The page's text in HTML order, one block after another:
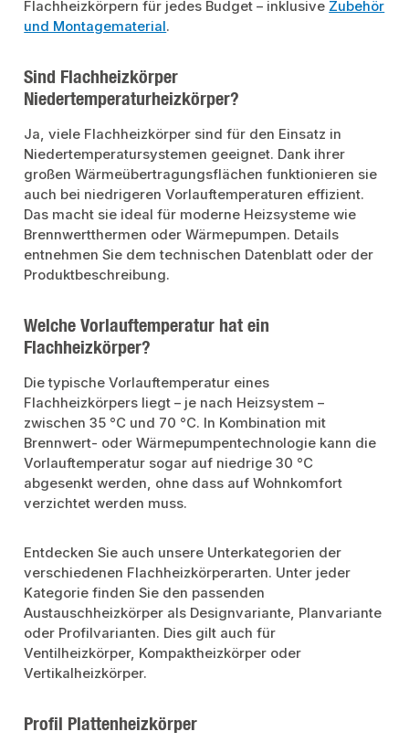
Flachheizkörpern für jedes Budget – inklusive Zubehör
und Montagematerial.
Sind Flachheizkörper
Niedertemperaturheizkörper?
Ja, viele Flachheizkörper sind für den Einsatz in
Niedertemperatursystemen geeignet. Dank ihrer
großen Wärmeübertragungsflächen funktionieren sie
auch bei niedrigeren Vorlauftemperaturen effizient.
Das macht sie ideal für moderne Heizsysteme wie
Brennwertthermen oder Wärmepumpen. Details
entnehmen Sie dem technischen Datenblatt oder der
Produktbeschreibung.
Welche Vorlauftemperatur hat ein
Flachheizkörper?
Die typische Vorlauftemperatur eines
Flachheizkörpers liegt – je nach Heizsystem –
zwischen 35 °C und 70 °C. In Kombination mit
Brennwert- oder Wärmepumpentechnologie kann die
Vorlauftemperatur sogar auf niedrige 30 °C
abgesenkt werden, ohne dass auf Wohnkomfort
verzichtet werden muss.
Entdecken Sie auch unsere Unterkategorien der
verschiedenen Flachheizkörperarten. Unter jeder
Kategorie finden Sie den passenden
Austauschheizkörper als Designvariante, Planvariante
oder Profilvarianten. Dies gilt auch für
Ventilheizkörper, Kompaktheizkörper oder
Vertikalheizkörper.
Profil Plattenheizkörper